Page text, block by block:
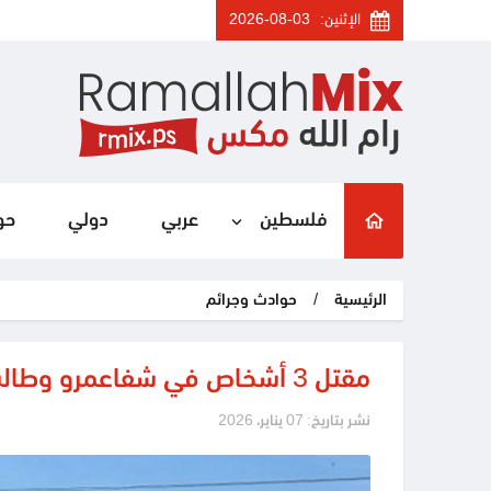
الإثنين: 2026-08-03
فلسطين عربي دولي
الرئيسية / حوادث وجرائم
مقتل 3 أشخاص في شفاعمرو وطالب طب من عرعرة النقب
نشر بتاريخ: 07 يناير، 2026